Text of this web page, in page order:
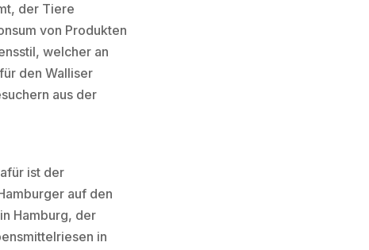
der Tiere
von Produkten
welcher an
den Walliser
aus der
ist der
auf den
Hamburg, der
in